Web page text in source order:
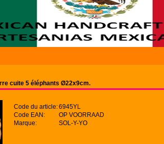
cuite 5 éléphants Ø22x9cm.
Code du article:6945YL
Code EAN:
OP VOORRAAD
Marque:
SOL-Y-YO